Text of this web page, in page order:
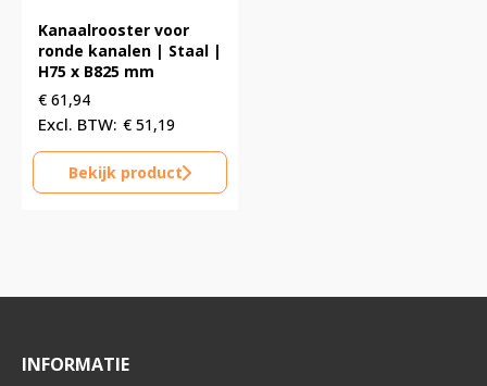
Kanaalrooster voor
ronde kanalen | Staal |
H75 x B825 mm
€ 61,94
€ 51,19
Bekijk product
INFORMATIE